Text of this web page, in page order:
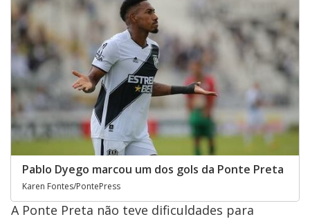
Pablo Dyego marcou um dos gols da Ponte Preta
Karen Fontes/PontePress
A Ponte Preta não teve dificuldades para